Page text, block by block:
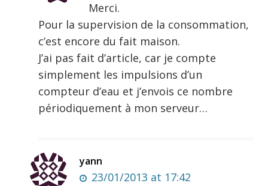
Merci.
Pour la supervision de la consommation,
c’est encore du fait maison.
J’ai pas fait d’article, car je compte
simplement les impulsions d’un
compteur d’eau et j’envois ce nombre
périodiquement à mon serveur…
yann
23/01/2013 at 17:42